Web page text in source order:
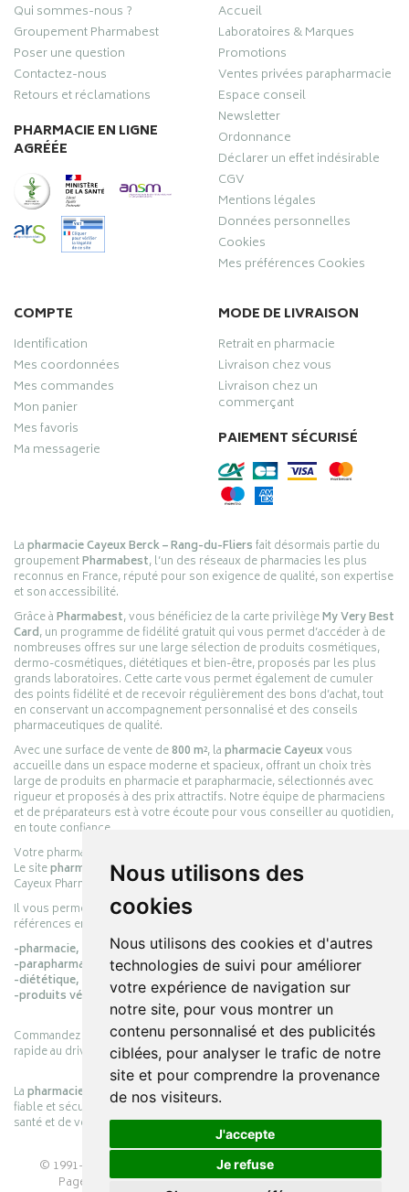
Nous utilisons des
cookies
Nous utilisons des cookies et d'autres
technologies de suivi pour améliorer
votre expérience de navigation sur
notre site, pour vous montrer un
contenu personnalisé et des publicités
ciblées, pour analyser le trafic de notre
site et pour comprendre la provenance
de nos visiteurs.
J'accepte
Je refuse
Qui sommes-nous ?
Groupement Pharmabest
Poser une question
Contactez-nous
Retours et réclamations
PHARMACIE EN LIGNE
AGRÉÉE
Accueil
Laboratoires & Marques
Promotions
Ventes privées parapharmacie
Espace conseil
Newsletter
Ordonnance
Déclarer un effet indésirable
CGV
Mentions légales
Données personnelles
Cookies
Mes préférences Cookies
COMPTE
Identification
Mes coordonnées
Mes commandes
Mon panier
Mes favoris
Ma messagerie
MODE DE LIVRAISON
Retrait en pharmacie
Livraison chez vous
Livraison chez un
commerçant
PAIEMENT SÉCURISÉ
Lapharmacie Cayeux Berck – Rang-du-Fliersfait désormais partie du
groupementPharmabest, l’un des réseaux de pharmacies les plus
reconnus en France, réputé pour son exigence de qualité, son expertise
et son accessibilité.
Grâce àPharmabest, vous bénéficiez de la carte privilègeMy Very Best
Card, un programme de fidélité gratuit qui vous permet d’accéder à de
nombreuses offres sur une large sélection de produits cosmétiques,
dermo-cosmétiques, diététiques et bien-être, proposés par les plus
grands laboratoires. Cette carte vous permet également de cumuler
des points fidélité et de recevoir régulièrement des bons d’achat, tout
en conservant un accompagnement personnalisé et des conseils
pharmaceutiques de qualité.
Avec une surface de vente de800 m², lapharmacie Cayeuxvous
accueille dans un espace moderne et spacieux, offrant un choix très
large de produits en pharmacie et parapharmacie, sélectionnés avec
rigueur et proposés à des prix attractifs. Notre équipe de pharmaciens
et de préparateurs est à votre écoute pour vous conseiller au quotidien,
en toute confiance.
Votre pharmacie en ligne :
Le sitepharmacie-cayeux.frest le prolongement digital de la pharmacie
Cayeux Pharmabest Berck-sur-Mer – Rang-du-Fliers.
Il vous permet de réaliser vos achats en ligne parmi des milliers de
références en :
-pharmacie,
-parapharmacie,
-diététique,
-produits vétérinaires.
Commandez simplement vos produits en ligne et choisissez le retrait
rapide au drive ou la livraison à domicile, en toute simplicité.
Lapharmacie Cayeuxs’engage à vous offrir une expérience pratique,
fiable et sécurisée, en officine comme en ligne, au service de votre
santé et de votre bien-être.
© 1991-2026 PHARMACIE CAYEUX– Tous droits réservés –
Page mise à jour le 03/08/2026 –Pharmacie en ligne